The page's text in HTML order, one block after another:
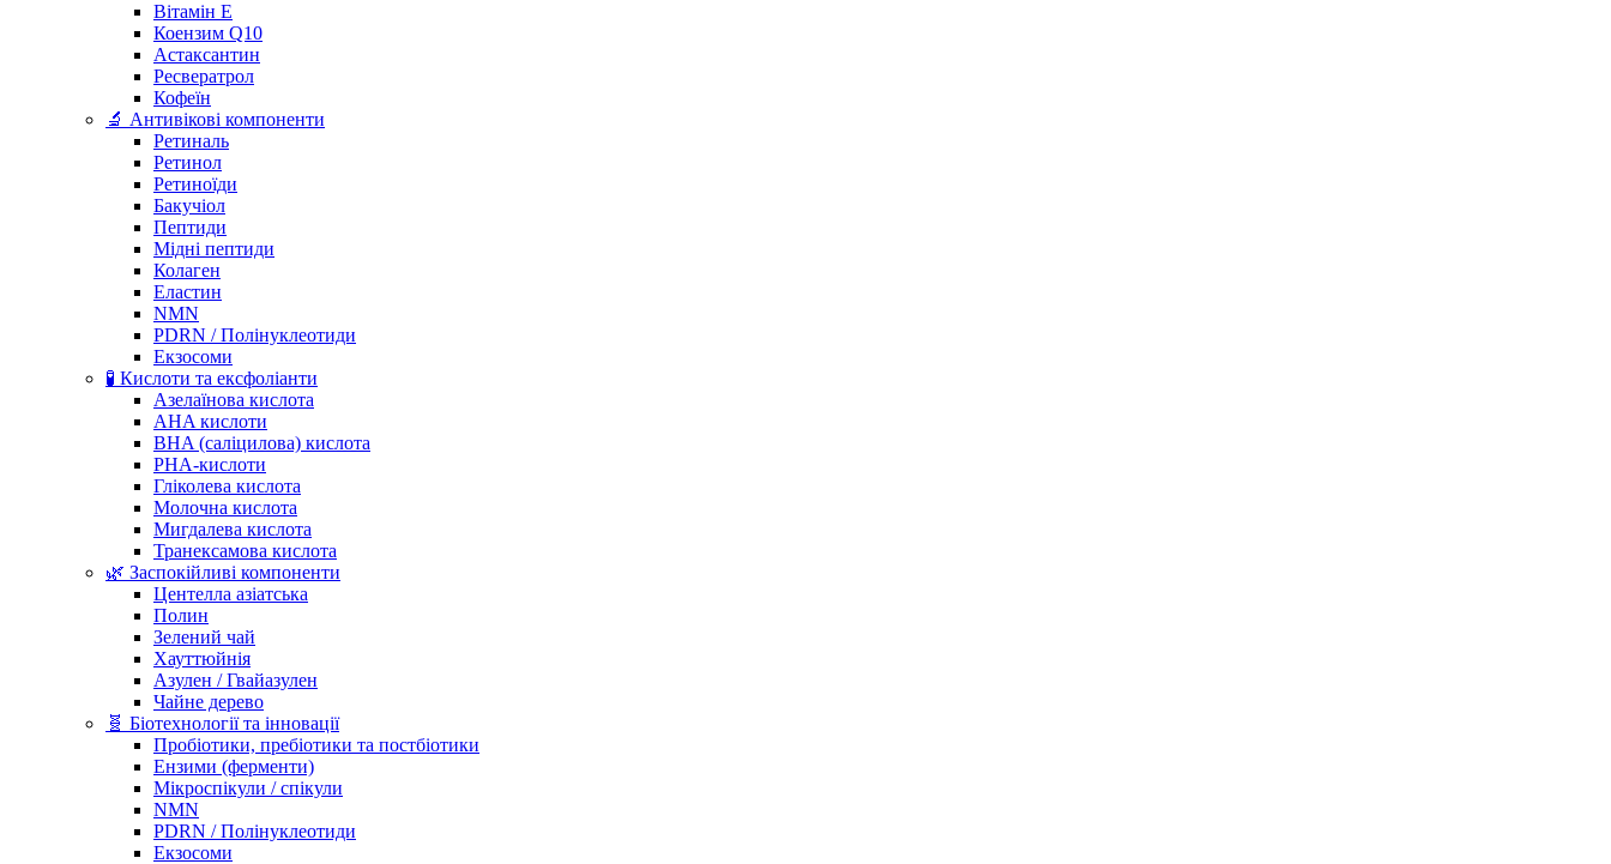
Вітамін Е
Коензим Q10
Астаксантин
Ресвератрол
Кофеїн
🔬 Антивікові компоненти
Ретиналь
Ретинол
Ретиноїди
Бакучіол
Пептиди
Мідні пептиди
Колаген
Еластин
NMN
PDRN / Полінуклеотиди
Екзосоми
🧪 Кислоти та ексфоліанти
Азелаїнова кислота
AHA кислоти
BHA (саліцилова) кислота
PHA-кислоти
Гліколева кислота
Молочна кислота
Мигдалева кислота
Транексамова кислота
🌿 Заспокійливі компоненти
Центелла азіатська
Полин
Зелений чай
Хауттюйнія
Азулен / Гвайазулен
Чайне дерево
🧬 Біотехнології та інновації
Пробіотики, пребіотики та постбіотики
Ензими (ферменти)
Мікроспікули / спікули
NMN
PDRN / Полінуклеотиди
Екзосоми